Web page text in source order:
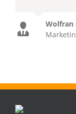
Wolfran